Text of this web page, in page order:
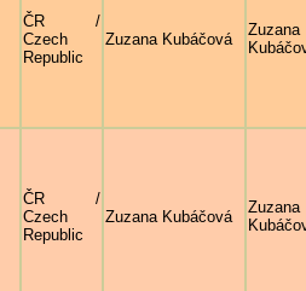
ČR /
Czech
Republic
Zuzana Kubáčová
Zuzana
ČR /
Czech
Republic
Zuzana Kubáčová
Zuzana